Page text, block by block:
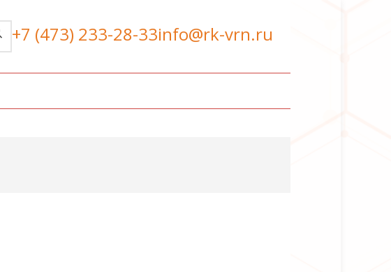
+7 (473) 233-28-33info@rk-vrn.ru